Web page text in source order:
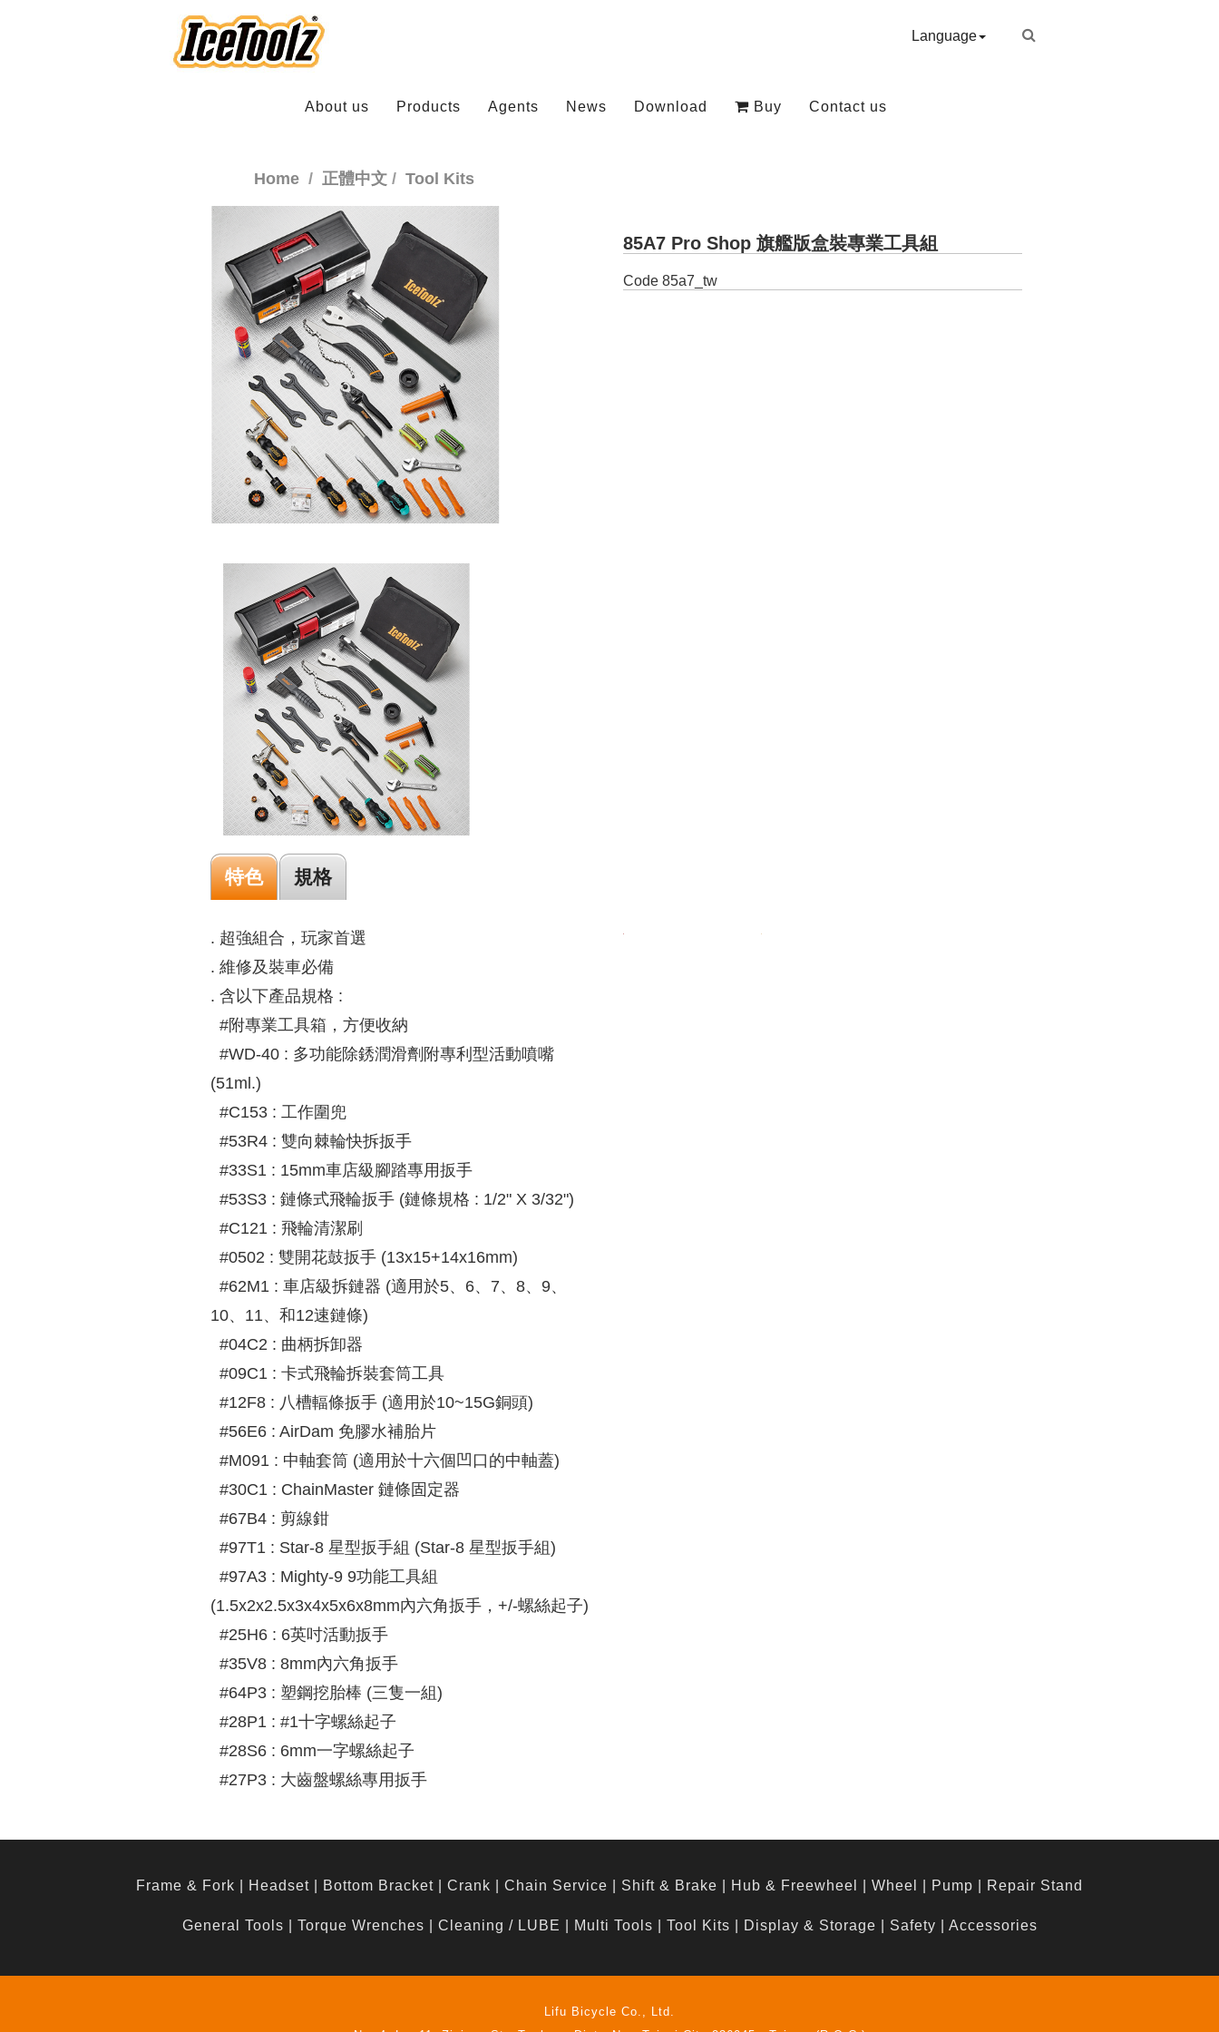
Language
About us Products Agents News Download Buy Contact us
Home 正體中文 Tool Kits
85A7 Pro Shop 旗艦版盒裝專業工具組
Code 85a7_tw
特色 規格
. 超強組合，玩家首選
. 維修及裝車必備
. 含以下產品規格 :
#附專業工具箱，方便收納
#WD-40 : 多功能除銹潤滑劑附專利型活動噴嘴
(51ml.)
#C153 : 工作圍兜
#53R4 : 雙向棘輪快拆扳手
#33S1 : 15mm車店級腳踏專用扳手
#53S3 : 鏈條式飛輪扳手 (鏈條規格 : 1/2" X 3/32")
#C121 : 飛輪清潔刷
#0502 : 雙開花鼓扳手 (13x15+14x16mm)
#62M1 : 車店級拆鏈器 (適用於5、6、7、8、9、
10、11、和12速鏈條)
#04C2 : 曲柄拆卸器
#09C1 : 卡式飛輪拆裝套筒工具
#12F8 : 八槽輻條扳手 (適用於10~15G銅頭)
#56E6 : AirDam 免膠水補胎片
#M091 : 中軸套筒 (適用於十六個凹口的中軸蓋)
#30C1 : ChainMaster 鏈條固定器
#67B4 : 剪線鉗
#97T1 : Star-8 星型扳手組 (Star-8 星型扳手組)
#97A3 : Mighty-9 9功能工具組
(1.5x2x2.5x3x4x5x6x8mm內六角扳手，+/-螺絲起子)
#25H6 : 6英吋活動扳手
#35V8 : 8mm內六角扳手
#64P3 : 塑鋼挖胎棒 (三隻一組)
#28P1 : #1十字螺絲起子
#28S6 : 6mm一字螺絲起子
#27P3 : 大齒盤螺絲專用扳手
Frame & Fork Headset Bottom Bracket Crank Chain Service Shift & Brake Hub & Freewheel Wheel Pump Repair Stand
General Tools Torque Wrenches Cleaning / LUBE Multi Tools Tool Kits Display & Storage Safety Accessories
Lifu Bicycle Co., Ltd.